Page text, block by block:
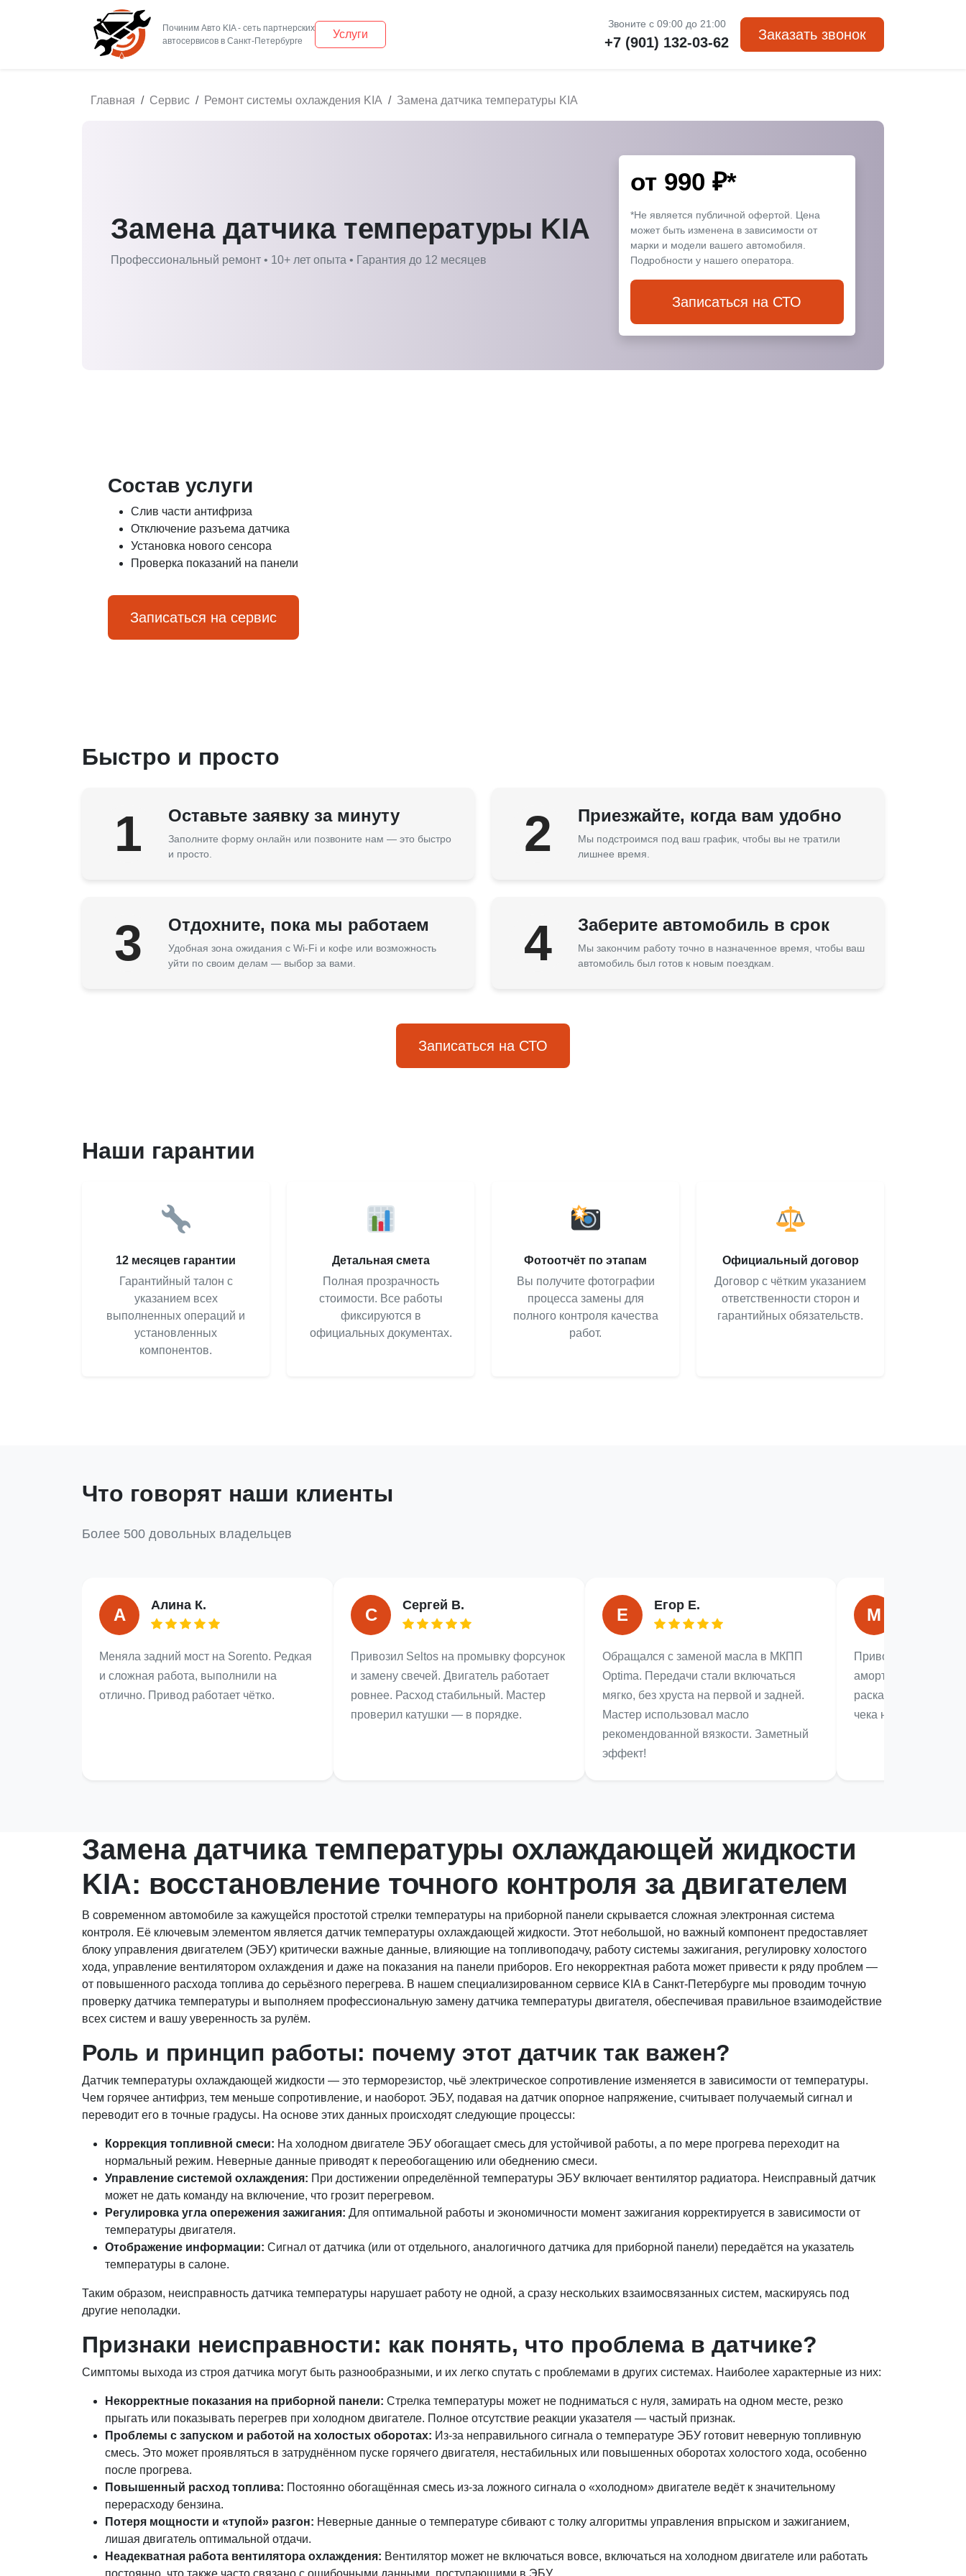
Починим Авто KIA - сеть партнерских
Услуги
Звоните с 09:00 до 21:00
+7 (901) 132-03-62 Заказать звонок
Главная Сервис Ремонт системы охлаждения KIA Замена датчика температуры KIA
Замена датчика температуры KIA
Профессиональный ремонт • 10+ лет опыта • Гарантия до 12 месяцев
от 990 ₽*
*Не является публичной офертой. Цена
может быть изменена в зависимости от
марки и модели вашего автомобиля.
Подробности у нашего оператора.
Записаться на СТО
Состав услуги
Слив части антифриза
Отключение разъема датчика
Установка нового сенсора
Проверка показаний на панели
Записаться на сервис
Быстро и просто
1 Оставьте заявку за минуту
Заполните форму онлайн или позвоните нам — это быстро
и просто.
2 Приезжайте, когда вам удобно
Мы подстроимся под ваш график, чтобы вы не тратили
лишнее время.
3 Отдохните, пока мы работаем
Удобная зона ожидания с Wi-Fi и кофе или возможность
уйти по своим делам — выбор за вами.
4 Заберите автомобиль в срок
Мы закончим работу точно в назначенное время, чтобы ваш
автомобиль был готов к новым поездкам.
Записаться на СТО
Наши гарантии
12 месяцев гарантии
Гарантийный талон с
указанием всех
выполненных операций и
установленных
компонентов.
Детальная смета
Полная прозрачность
стоимости. Все работы
фиксируются в
официальных документах.
Фотоотчёт по этапам
Вы получите фотографии
процесса замены для
полного контроля качества
работ.
Официальный договор
Договор с чётким указанием
ответственности сторон и
гарантийных обязательств.
Что говорят наши клиенты
Более 500 довольных владельцев
А
Алина К.
Меняла задний мост на Sorento. Редкая
и сложная работа, выполнили на
отлично. Привод работает чётко.
С
Сергей В.
Привозил Seltos на промывку форсунок
и замену свечей. Двигатель работает
ровнее. Расход стабильный. Мастер
проверил катушки — в порядке.
Е
Егор Е.
Обращался с заменой масла в МКПП
Optima. Передачи стали включаться
мягко, без хруста на первой и задней.
Мастер использовал масло
рекомендованной вязкости. Заметный
эффект!
М
Привозила Rio на
амортизаторов.
раскачиваться.
чека на запчасти —
Замена датчика температуры охлаждающей жидкости
KIA: восстановление точного контроля за двигателем
В современном автомобиле за кажущейся простотой стрелки температуры на приборной панели скрывается сложная электронная система
контроля. Её ключевым элементом является датчик температуры охлаждающей жидкости. Этот небольшой, но важный компонент предоставляет
блоку управления двигателем (ЭБУ) критически важные данные, влияющие на топливоподачу, работу системы зажигания, регулировку холостого
хода, управление вентилятором охлаждения и даже на показания на панели приборов. Его некорректная работа может привести к ряду проблем —
от повышенного расхода топлива до серьёзного перегрева. В нашем специализированном сервисе KIA в Санкт-Петербурге мы проводим точную
проверку датчика температуры и выполняем профессиональную замену датчика температуры двигателя, обеспечивая правильное взаимодействие
всех систем и вашу уверенность за рулём.
Роль и принцип работы: почему этот датчик так важен?
Датчик температуры охлаждающей жидкости — это терморезистор, чьё электрическое сопротивление изменяется в зависимости от температуры.
Чем горячее антифриз, тем меньше сопротивление, и наоборот. ЭБУ, подавая на датчик опорное напряжение, считывает получаемый сигнал и
переводит его в точные градусы. На основе этих данных происходят следующие процессы:
Коррекция топливной смеси: На холодном двигателе ЭБУ обогащает смесь для устойчивой работы, а по мере прогрева переходит на
нормальный режим. Неверные данные приводят к переобогащению или обеднению смеси.
Управление системой охлаждения: При достижении определённой температуры ЭБУ включает вентилятор радиатора. Неисправный датчик
может не дать команду на включение, что грозит перегревом.
Регулировка угла опережения зажигания: Для оптимальной работы и экономичности момент зажигания корректируется в зависимости от
температуры двигателя.
Отображение информации: Сигнал от датчика (или от отдельного, аналогичного датчика для приборной панели) передаётся на указатель
температуры в салоне.
Таким образом, неисправность датчика температуры нарушает работу не одной, а сразу нескольких взаимосвязанных систем, маскируясь под
другие неполадки.
Признаки неисправности: как понять, что проблема в датчике?
Симптомы выхода из строя датчика могут быть разнообразными, и их легко спутать с проблемами в других системах. Наиболее характерные из них:
Некорректные показания на приборной панели: Стрелка температуры может не подниматься с нуля, замирать на одном месте, резко
прыгать или показывать перегрев при холодном двигателе. Полное отсутствие реакции указателя — частый признак.
Проблемы с запуском и работой на холостых оборотах: Из-за неправильного сигнала о температуре ЭБУ готовит неверную топливную
смесь. Это может проявляться в затруднённом пуске горячего двигателя, нестабильных или повышенных оборотах холостого хода, особенно
после прогрева.
Повышенный расход топлива: Постоянно обогащённая смесь из-за ложного сигнала о «холодном» двигателе ведёт к значительному
перерасходу бензина.
Потеря мощности и «тупой» разгон: Неверные данные о температуре сбивают с толку алгоритмы управления впрыском и зажиганием,
лишая двигатель оптимальной отдачи.
Неадекватная работа вентилятора охлаждения: Вентилятор может не включаться вовсе, включаться на холодном двигателе или работать
постоянно, что также часто связано с ошибочными данными, поступающими в ЭБУ.